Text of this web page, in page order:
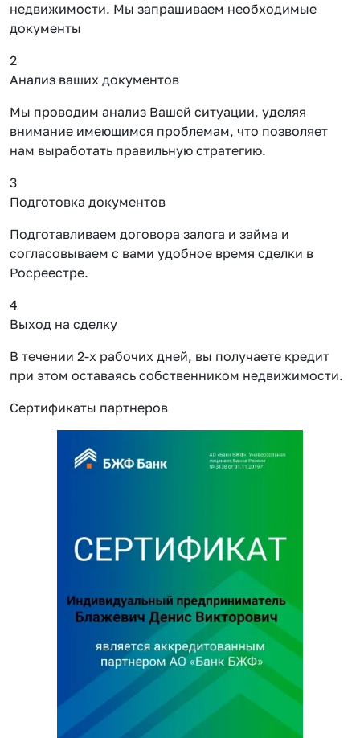
недвижимости. Мы запрашиваем необходимые
документы
2
Анализ ваших документов
Мы проводим анализ Вашей ситуации, уделяя
внимание имеющимся проблемам, что позволяет
нам выработать правильную стратегию.
3
Подготовка документов
Подготавливаем договора залога и займа и
согласовываем с вами удобное время сделки в
Росреестре.
4
Выход на сделку
В течении 2-х рабочих дней, вы получаете кредит
при этом оставаясь собственником недвижимости.
Сертификаты партнеров